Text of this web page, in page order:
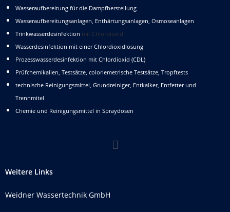
Wasseraufbereitung für die Dampfherstellung
Wasseraufbereitungsanlagen, Enthärtungsanlagen, Osmoseanlagen
Trinkwasserdesinfektion mit Chlordioxid
Wasserdesinfektion mit einer Chlordioxidlösung
Prozesswasserdesinfektion mit Chlordioxid (CDL)
Prüfchemikalien, Testsätze, coloriemetrische Testsätze, Tropftests
technische Reinigungsmittel, Grundreiniger, Entkalker, Entfetter und
Trennmitel
Chemie und Reinigungsmittel in Spraydosen
Weitere Links
Weidner Wassertechnik GmbH